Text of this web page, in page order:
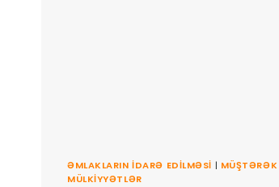
ƏMLAKLARIN IDARƏ EDILMƏSI | MÜŞTƏRƏK
MÜLKIYYƏTLƏR